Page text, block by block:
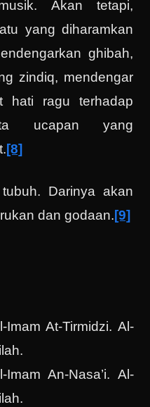
Akan tetapi,
yang diharamkan
ghibah,
zindiq, mendengar
hati ragu terhadap
ucapan yang
[8]
Darinya akan
dan godaan.[9]
Imam At-Tirmidzi. Al-
Imam An-Nasa’i. Al-